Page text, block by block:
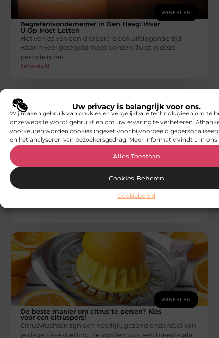
Uw privacy is belangrijk voor ons.
Wij maken gebruik van cookies en vergelijkbare technologieën om te
onze website wordt gebruikt en om uw ervaring te verbeteren.
voorkeuren worden cookies ingezet voor bijvoorbeeld
en het analyseren van bezoekersgedrag. Meer informatie vindt u in ons
Alles Toestaan
Cookies Beheren
Cookiebeleid
WINKELEN
Begrafenisondernemer in Den Haag: Waar
U Op Moet Letten
Het verlies van een dierbare is een uitdagende tijd
waarin veel geregeld moet worden. Juist in deze
periode is het
Smoods.nl
Waar op letten bij het kiezen van een
autorijkschool in Tilburg? Vragen en
Het behalen van je rijbewijs is een grote mijlpaal in je
leven. Het geeft je immers de vrijheid om te
WINKELEN
De beste manier om citrus te persen? Kies
voor een citruspers!
Citrusvruchten zijn een heerlijk, gezond onderdeel van
je dagelijkse voeding. Ze worden voor een breed scala